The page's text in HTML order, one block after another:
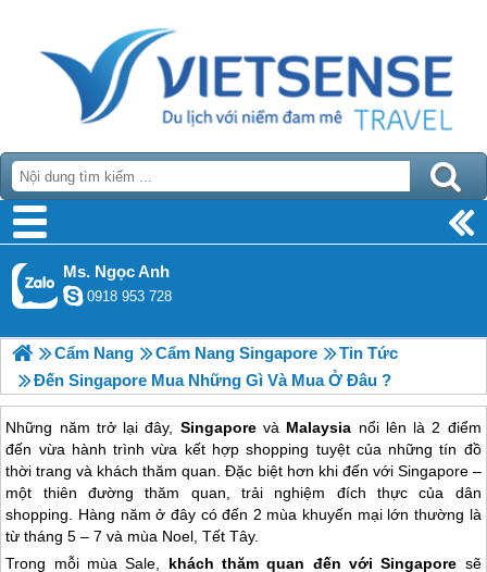
Ms. Ngọc Anh
0918 953 728
Cẩm Nang Cẩm Nang Singapore
Tin Tức
Đến Singapore Mua Những Gì Và Mua Ở Đâu ?
Những năm trở lại đây, Singaporevà Malaysia nổi lên là 2 điểm
đến vừa hành trình vừa kết hợp shopping tuyệt của những tín đồ
thời trang và khách thăm quan. Đặc biệt hơn khi đến với Singapore –
một thiên đường thăm quan, trải nghiệm đích thực của dân
shopping. Hàng năm ở đây có đến 2 mùa khuyến mại lớn thường là
từ tháng 5 – 7 và mùa Noel, Tết Tây.
Trong mỗi mùa Sale, khách thăm quan đến vớiSingapore sẽ